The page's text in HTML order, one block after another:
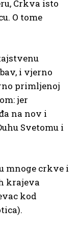
Crkva isto
O tome
i vjerno
primljenoj
jer
na nov i
Svetomu i
mnoge crkve i
krajeva
kod